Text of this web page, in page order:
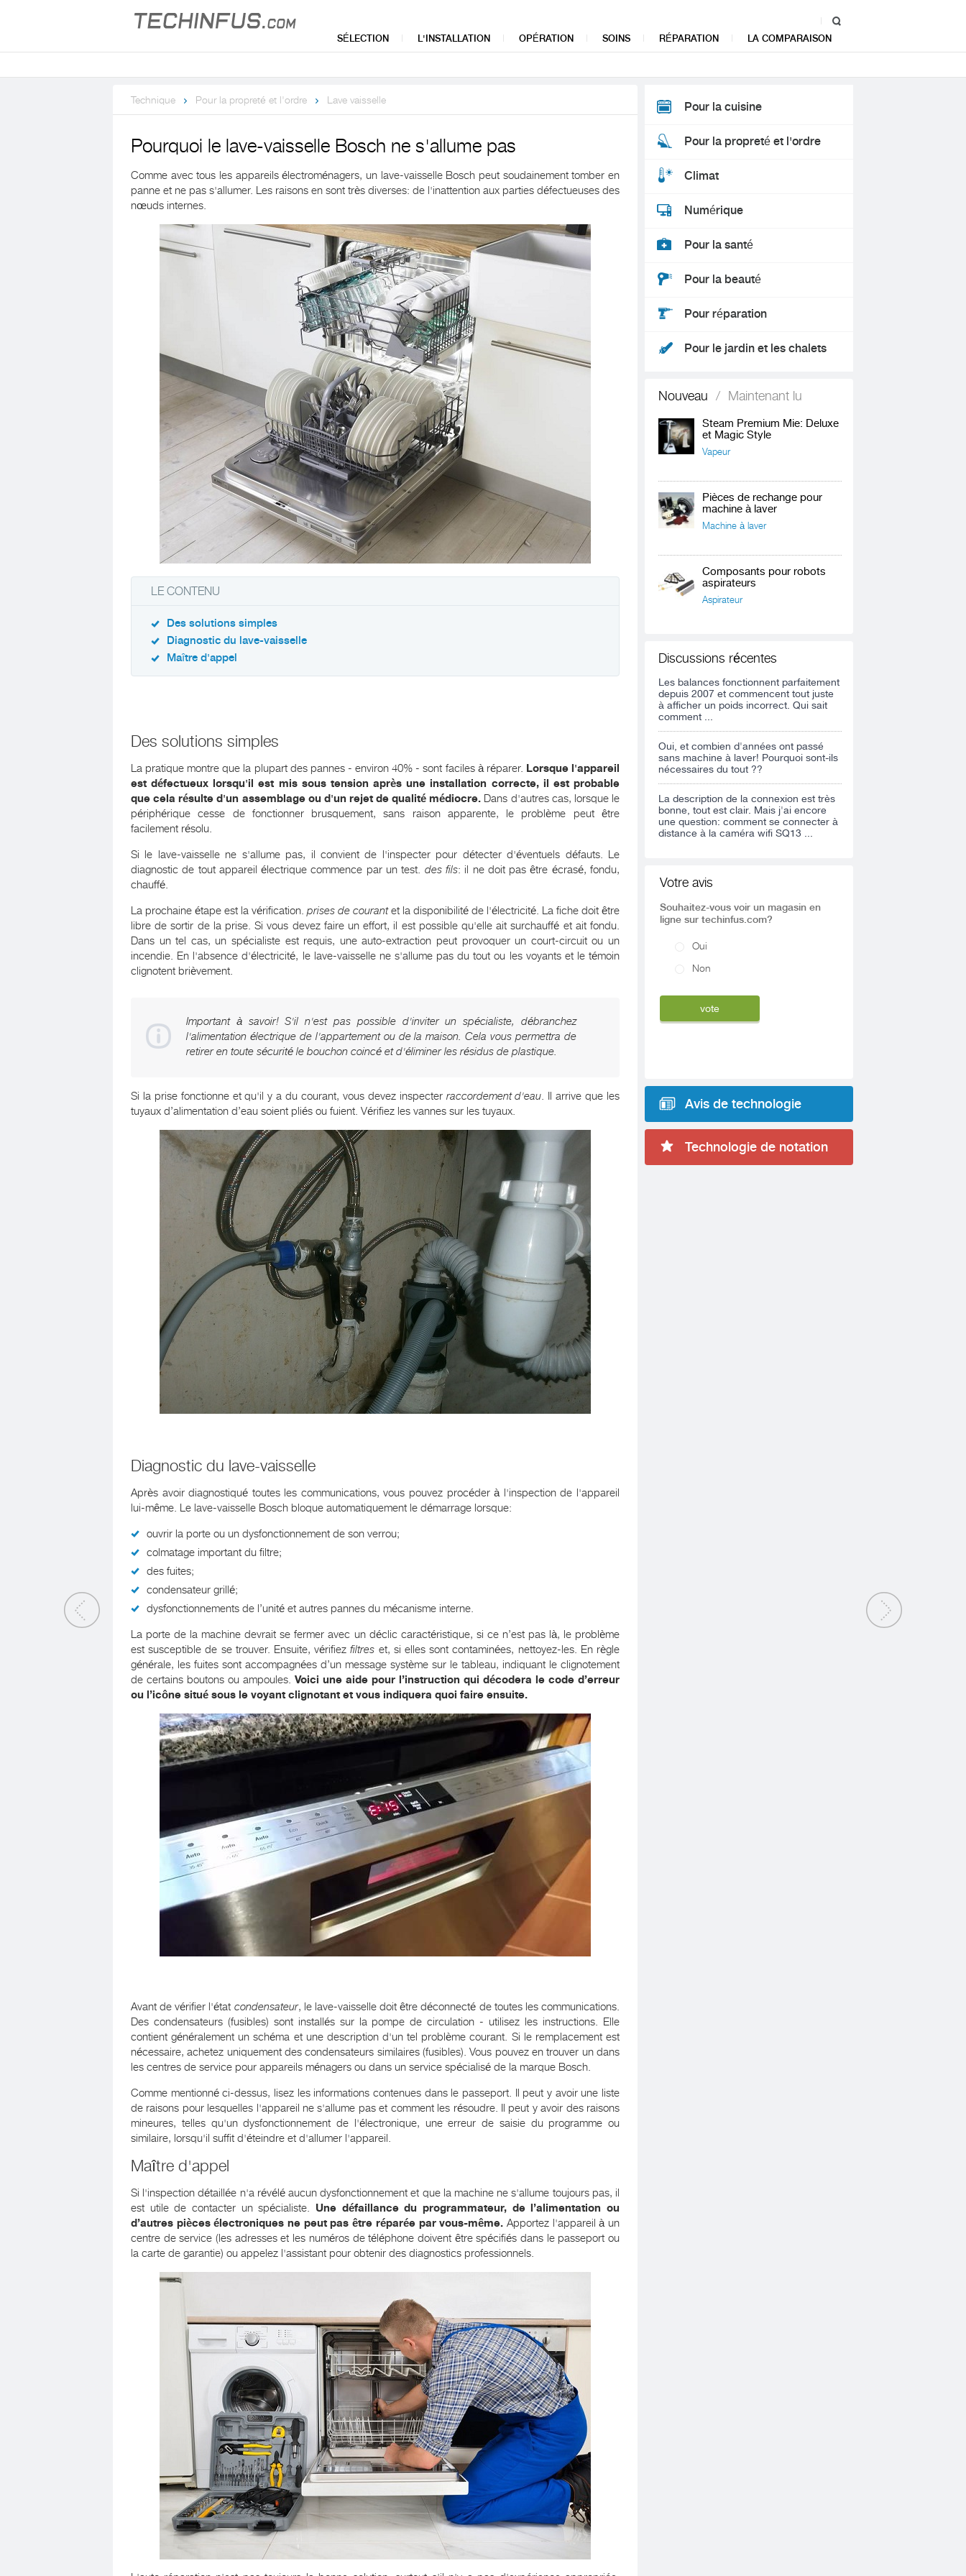
SÉLECTION L'INSTALLATION OPÉRATION SOINS RÉPARATION LA COMPARAISON
Technique Pour la propreté et l'ordre Lave vaisselle
Pourquoi le lave-vaisselle Bosch ne s'allume pas
Comme avec tous les appareils électroménagers, un lave-vaisselle Bosch peut soudainement tomber en
panne et ne pas s'allumer. Les raisons en sont très diverses: de l'inattention aux parties défectueuses des
nœuds internes.
LE CONTENU
Des solutions simples
Diagnostic du lave-vaisselle
Maître d'appel
Des solutions simples
La pratique montre que la plupart des pannes - environ 40% - sont faciles à réparer. Lorsque l'appareil
est défectueux lorsqu'il est mis sous tension après une installation correcte, il est probable
que cela résulte d'un assemblage ou d'un rejet de qualité médiocre. Dans d'autres cas, lorsque le
périphérique cesse de fonctionner brusquement, sans raison apparente, le problème peut être
facilement résolu.
Si le lave-vaisselle ne s'allume pas, il convient de l'inspecter pour détecter d'éventuels défauts. Le
diagnostic de tout appareil électrique commence par un test. des fils: il ne doit pas être écrasé, fondu,
chauffé.
La prochaine étape est la vérification. prises de courantet la disponibilité de l'électricité. La fiche doit être
libre de sortir de la prise. Si vous devez faire un effort, il est possible qu'elle ait surchauffé et ait fondu.
Dans un tel cas, un spécialiste est requis, une auto-extraction peut provoquer un court-circuit ou un
incendie. En l'absence d'électricité, le lave-vaisselle ne s'allume pas du tout ou les voyants et le témoin
clignotent brièvement.
Important à savoir! S'il n'est pas possible d'inviter un spécialiste, débranchez
l'alimentation électrique de l'appartement ou de la maison. Cela vous permettra de
retirer en toute sécurité le bouchon coincé et d'éliminer les résidus de plastique.
Si la prise fonctionne et qu'il y a du courant, vous devez inspecter raccordement d'eau. Il arrive que les
tuyaux d’alimentation d’eau soient pliés ou fuient. Vérifiez les vannes sur les tuyaux.
Diagnostic du lave-vaisselle
Après avoir diagnostiqué toutes les communications, vous pouvez procéder à l'inspection de l'appareil
lui-même. Le lave-vaisselle Bosch bloque automatiquement le démarrage lorsque:
ouvrir la porte ou un dysfonctionnement de son verrou;
colmatage important du filtre;
des fuites;
condensateur grillé;
dysfonctionnements de l’unité et autres pannes du mécanisme interne.
La porte de la machine devrait se fermer avec un déclic caractéristique, si ce n’est pas là, le problème
est susceptible de se trouver. Ensuite, vérifiezfiltres et, si elles sont contaminées, nettoyez-les. En règle
générale, les fuites sont accompagnées d’un message système sur le tableau, indiquant le clignotement
de certains boutons ou ampoules. Voici une aide pour l’instruction qui décodera le code d’erreur
ou l’icône situé sous le voyant clignotant et vous indiquera quoi faire ensuite.
Avant de vérifier l'état condensateur, le lave-vaisselle doit être déconnecté de toutes les communications.
Des condensateurs (fusibles) sont installés sur la pompe de circulation - utilisez les instructions. Elle
contient généralement un schéma et une description d'un tel problème courant. Si le remplacement est
nécessaire, achetez uniquement des condensateurs similaires (fusibles). Vous pouvez en trouver un dans
les centres de service pour appareils ménagers ou dans un service spécialisé de la marque Bosch.
Comme mentionné ci-dessus, lisez les informations contenues dans le passeport. Il peut y avoir une liste
de raisons pour lesquelles l'appareil ne s'allume pas et comment les résoudre. Il peut y avoir des raisons
mineures, telles qu'un dysfonctionnement de l'électronique, une erreur de saisie du programme ou
similaire, lorsqu'il suffit d'éteindre et d'allumer l'appareil.
Maître d'appel
Si l'inspection détaillée n'a révélé aucun dysfonctionnement et que la machine ne s'allume toujours pas, il
est utile de contacter un spécialiste. Une défaillance du programmateur, de l’alimentation ou
d’autres pièces électroniques ne peut pas être réparée par vous-même. Apportez l'appareil à un
centre de service (les adresses et les numéros de téléphone doivent être spécifiés dans le passeport ou
la carte de garantie) ou appelez l'assistant pour obtenir des diagnostics professionnels.
Pour la cuisine
Pour la propreté et l'ordre
Climat
Numérique
Pour la santé
Pour la beauté
Pour réparation
Pour le jardin et les chalets
Nouveau / Maintenant lu
Steam Premium Mie: Deluxe
et Magic Style
Vapeur
Pièces de rechange pour
machine à laver
Machine à laver
Composants pour robots
aspirateurs
Aspirateur
Discussions récentes
Les balances fonctionnent parfaitement
depuis 2007 et commencent tout juste
à afficher un poids incorrect. Qui sait
comment ...
Oui, et combien d'années ont passé
sans machine à laver! Pourquoi sont-ils
nécessaires du tout ??
La description de la connexion est très
bonne, tout est clair. Mais j'ai encore
une question: comment se connecter à
distance à la caméra wifi SQ13 ...
Votre avis
Souhaitez-vous voir un magasin en
ligne sur techinfus.com?
Oui
Non
Avis de technologie
Technologie de notation